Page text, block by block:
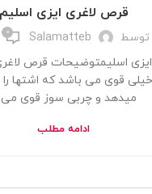
قرص لاغری ایزی اسلیم
توسط Salamatteb
0
اسلیمتوضیحات قرص
قوی می باشد که اشتها
میدهد و چربی سوز قوی می
ادامه مطلب